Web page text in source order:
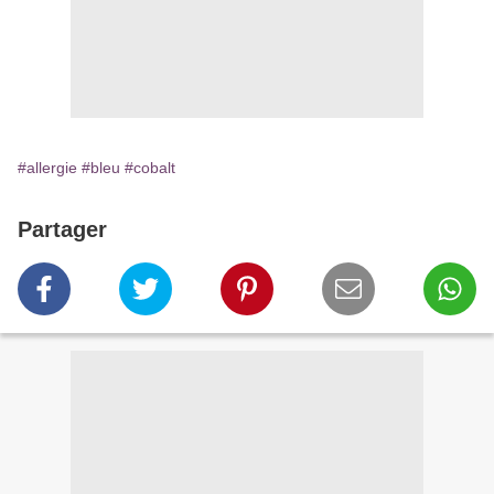
#allergie #bleu #cobalt
Partager